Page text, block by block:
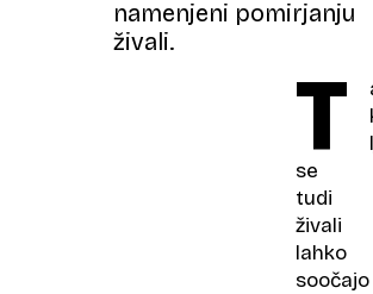
namenjeni pomirjanju
živali.
T
se
tudi
živali
lahko
soočajo